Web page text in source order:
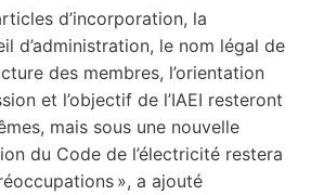
d’incorporation, la
d’administration, le nom légal de
des membres, l’orientation
et l’objectif de l’IAEI resteront
mais sous une nouvelle
du Code de l’électricité restera
», a ajouté